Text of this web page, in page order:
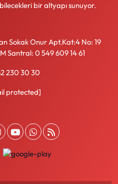
bir altyapı sunuyor.
Sokak Onur Apt.Kat:4 No: 19
Santral: 0 549 609 14 61
230 30 30
protected]